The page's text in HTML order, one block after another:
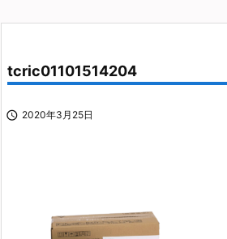
tcric01101514204
 2020年3月25日